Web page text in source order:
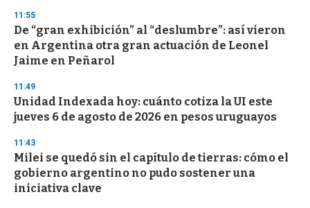
d
s
o
f
3
s
e
c
o
d
s
11:55
De “gran exhibición” al “deslumbre”: así vieron
en Argentina otra gran actuación de Leonel
Jaime en Peñarol
11:49
Unidad Indexada hoy: cuánto cotiza la UI este
jueves 6 de agosto de 2026 en pesos uruguayos
11:43
Milei se quedó sin el capítulo de tierras: cómo el
gobierno argentino no pudo sostener una
iniciativa clave